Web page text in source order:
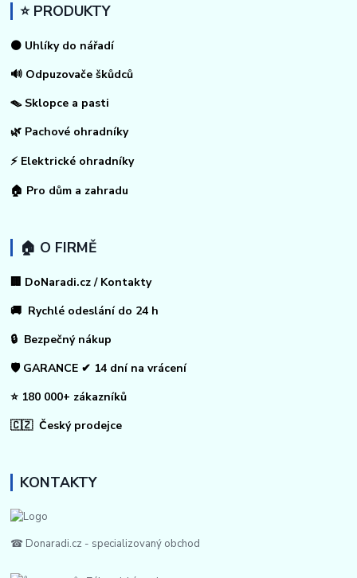
⭐ PRODUKTY
⚫ Uhlíky do nářadí
🔊 Odpuzovače škůdců
🪤 Sklopce a pasti
🌿 Pachové ohradníky
⚡ Elektrické ohradníky
🏠 Pro dům a zahradu
🏠 O FIRMĚ
🏢 DoNaradi.cz / Kontakty
🚚 Rychlé odeslání do 24 h
🔒 Bezpečný nákup
🛡️ GARANCE ✔ 14 dní na vrácení
⭐ 180 000+ zákazníků
🇨🇿 Český prodejce
KONTAKTY
☎ Donaradi.cz - specializovaný obchod